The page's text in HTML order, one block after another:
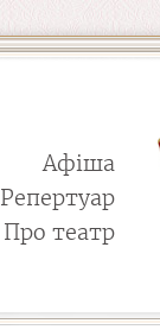
Афіша
Репертуар
Про театр